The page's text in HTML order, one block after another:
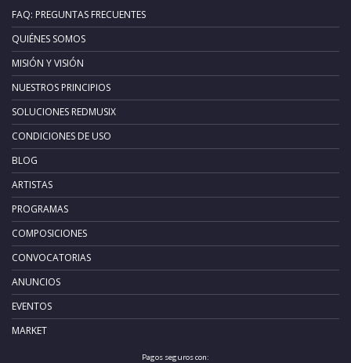
FAQ: PREGUNTAS FRECUENTES
QUIÉNES SOMOS
MISIÓN Y VISIÓN
NUESTROS PRINCIPIOS
SOLUCIONES REDMUSIX
CONDICIONES DE USO
BLOG
ARTISTAS
PROGRAMAS
COMPOSICIONES
CONVOCATORIAS
ANUNCIOS
EVENTOS
MARKET
Pagos seguros con: